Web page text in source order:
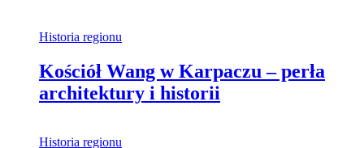
Historia regionu
Kościół Wang w Karpaczu – perła
architektury i historii
Historia regionu